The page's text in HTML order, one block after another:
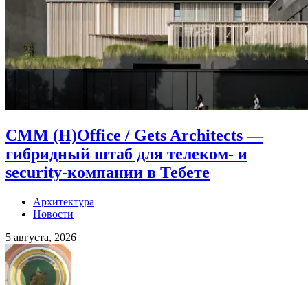
CMM (H)Office / Gets Architects —
гибридный штаб для телеком- и
security-компании в Тебете
Архитектура
Новости
5 августа, 2026